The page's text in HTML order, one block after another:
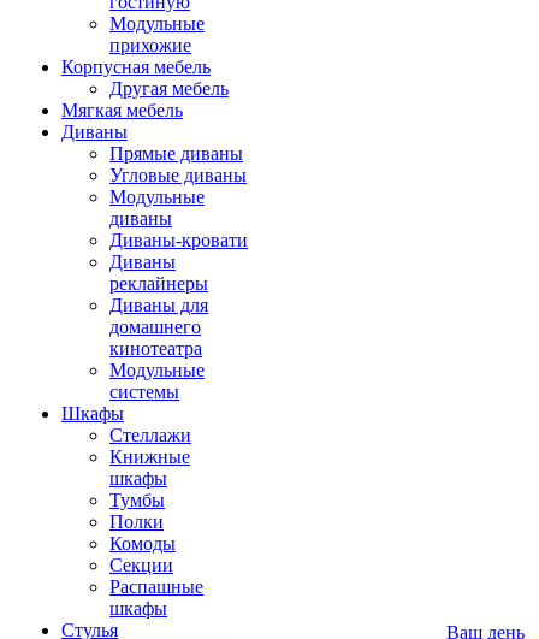
Модульные
прихожие
Корпусная мебель
Другая мебель
Мягкая мебель
Диваны
Прямые диваны
Угловые диваны
Модульные
диваны
Диваны-кровати
Диваны
реклайнеры
Диваны для
домашнего
кинотеатра
Модульные
системы
Шкафы
Стеллажи
Книжные
шкафы
Тумбы
Полки
Комоды
Секции
Распашные
шкафы
Стулья
Ваш день